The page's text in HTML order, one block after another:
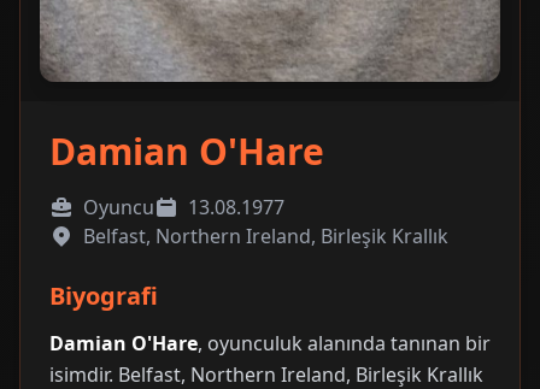
Damian O'Hare
Oyuncu
13.08.1977
Belfast, Northern Ireland, Birleşik Krallık
Biyografi
Damian O'Hare, oyunculuk alanında tanınan bir
isimdir. Belfast, Northern Ireland, Birleşik Krallık